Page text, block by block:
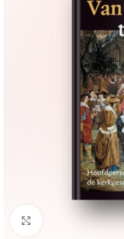
Groter bekijken